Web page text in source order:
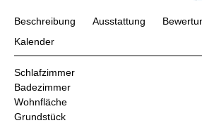
Beschreibung Ausstattung
Kalender
Schlafzimmer
Badezimmer
Wohnfläche
Grundstück